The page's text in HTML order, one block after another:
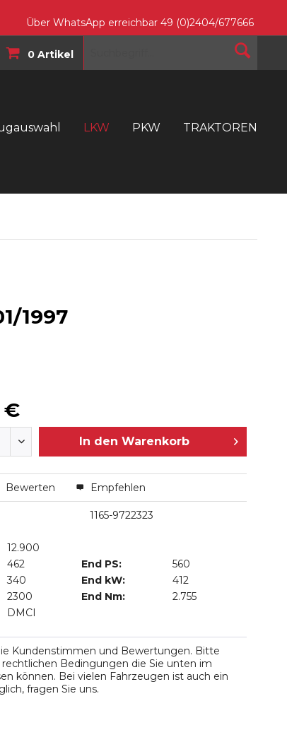
Über WhatsApp erreichbar 49 (0)2404/677666
0 Artikel
LKW PKW TRAKTOREN
1997
€
In den Warenkorb
Bewerten Empfehlen
1165-9722323
12.900
462 End PS:
560
340 End kW:
412
2300 End Nm:
2.755
DMCI
Kundenstimmen und Bewertungen. Bitte
Bedingungen die Sie unten im
können. Bei vielen Fahrzeugen ist auch ein
fragen Sie uns.